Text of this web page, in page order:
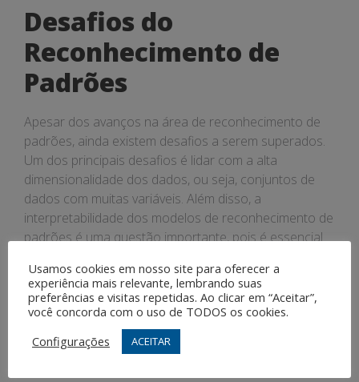
Desafios do
Reconhecimento de
Padrões
Apesar dos avanços na área de reconhecimento de
padrões, ainda existem desafios a serem superados.
Um dos principais desafios é lidar com a alta
dimensionalidade dos dados, ou seja, conjuntos de
dados com muitas variáveis. Além disso, a
interpretabilidade dos modelos de reconhecimento de
padrões é uma questão importante, pois é essencial
Tendências e Futuro do
Reconhecimento de
Padrões
Usamos cookies em nosso site para oferecer a
experiência mais relevante, lembrando suas
preferências e visitas repetidas. Ao clicar em “Aceitar”,
você concorda com o uso de TODOS os cookies.
Configurações
ACEITAR